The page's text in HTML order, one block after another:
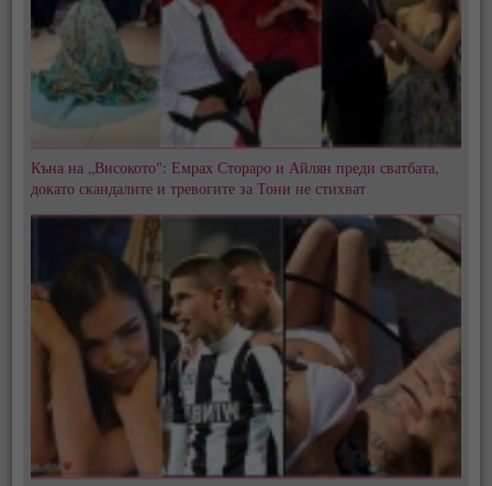
Къна на „Високото": Емрах Стораро и Айлян преди сватбата,
докато скандалите и тревогите за Тони не стихват